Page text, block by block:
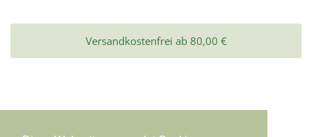
Versandkostenfrei ab 80,00 €